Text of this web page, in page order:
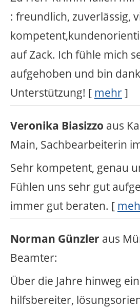
: freundlich, zuverlässig,
auf Zack. Ich fühle mich
aufgehoben und bin
Unterstützung! [ mehr]
Veronika Biasizzo aus
Main, Sachbearbeiterin
Sehr kompetent, genau
Fühlen uns sehr gut
immer gut beraten. [
Norman Günzler aus
Beamter:
Über die Jahre hinweg
hilfsbereiter,